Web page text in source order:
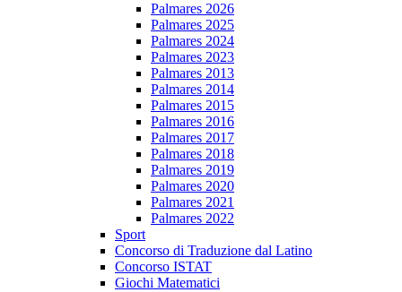
Palmares 2026
Palmares 2025
Palmares 2024
Palmares 2023
Palmares 2013
Palmares 2014
Palmares 2015
Palmares 2016
Palmares 2017
Palmares 2018
Palmares 2019
Palmares 2020
Palmares 2021
Palmares 2022
Sport
Concorso di Traduzione dal Latino
Concorso ISTAT
Giochi Matematici